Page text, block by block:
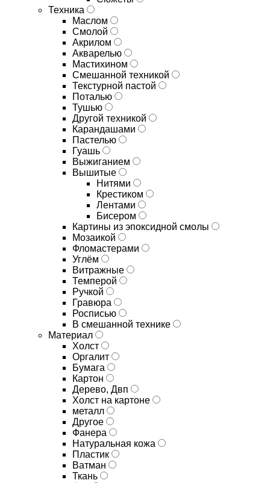
Техника
Маслом
Смолой
Акрилом
Акварелью
Мастихином
Смешанной техникой
Текстурной пастой
Поталью
Тушью
Другой техникой
Карандашами
Пастелью
Гуашь
Выжиганием
Вышитые
Нитями
Крестиком
Лентами
Бисером
Картины из эпоксидной смолы
Мозаикой
Фломастерами
Углём
Витражные
Темперой
Ручкой
Гравюра
Росписью
В смешанной технике
Материал
Холст
Оргалит
Бумага
Картон
Дерево, Двп
Холст на картоне
металл
Другое
Фанера
Натуральная кожа
Пластик
Ватман
Ткань